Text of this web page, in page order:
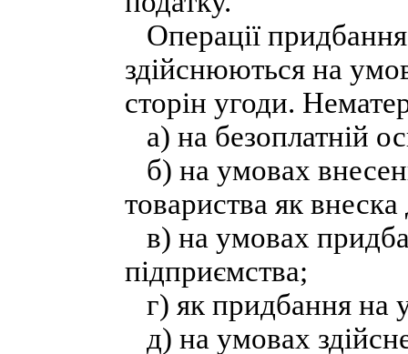
Операції
здійснюються на
сторін угоди.
а) на безоплатній
б) на умовах
товариства як
в) на умовах
підприємства;
г) як придбання на
д) на умовах